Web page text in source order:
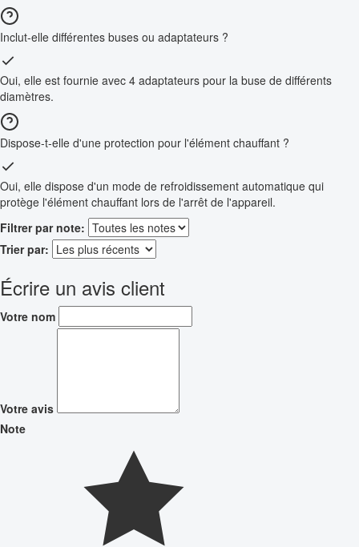
Inclut-elle différentes buses ou adaptateurs ?
Oui, elle est fournie avec 4 adaptateurs pour la buse de différents
diamètres.
Dispose-t-elle d'une protection pour l'élément chauffant ?
Oui, elle dispose d'un mode de refroidissement automatique qui
protège l'élément chauffant lors de l'arrêt de l'appareil.
Filtrer par note:
Trier par:
Écrire un avis client
Votre nom
Votre avis
Note